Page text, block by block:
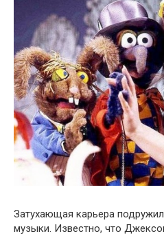
Затухающая карьера
музыки. Известно, что